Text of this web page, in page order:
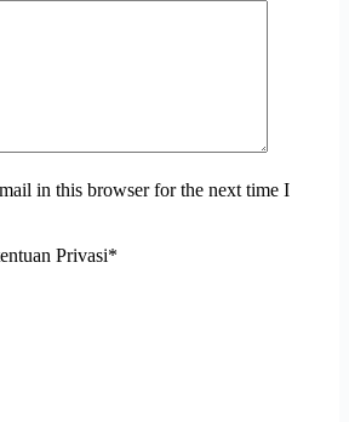
in this browser for the next time I
Privasi*